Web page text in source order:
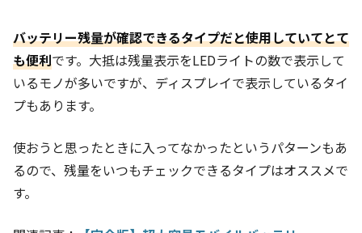
バッテリー残量が確認できるタイプだと使用していてとて
も便利です。大抵は残量表示をLEDライトの数で表示して
いるモノが多いですが、ディスプレイで表示しているタイ
プもあります。
使おうと思ったときに入ってなかったというパターンもあ
るので、残量をいつもチェックできるタイプはオススメで
す。